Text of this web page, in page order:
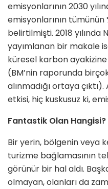
emisyonlarının 2030
emisyonlarının tümünün
belirtilmişti. 2018 yılında
yayımlanan bir makale
küresel karbon ayakizine
(BM’nin raporunda
alınmadığı ortaya
etkisi, hiç kus­kusuz ki,
Fantastik Olan Hangisi?
Bir yerin, bölgenin veya
turizme bağlaması­nın
görü­nür bir hal aldı.
olmayan, olanları da